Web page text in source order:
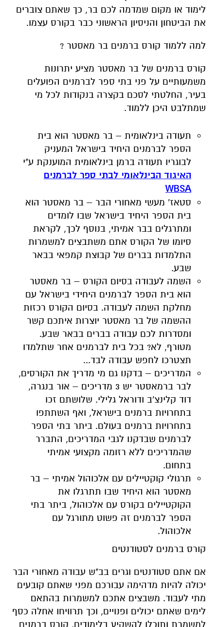
לימוד או מקום שמדמה לכם בר, כך שאתם צוברים
את הביטחון והניסיון הראשוני כבר בקורס עצמו.
למה ללמוד קורס ברמנים בר מאסטר ?
קורס ברמנים של בר מאסטר מציע יתרונות
משמעותיים על פני בתי ספר לברמנים הפועלים
בעיר, החלטתי לסכם בקצרה בנקודות לכל מי
שמתלבט היכן ללמוד.
תעודה בינלאומית – בר מאסטר הוא בית
הספר לברמנים היחיד בישראל המעניק
לבוגריו תעודה ברמן בינלאומית המוענקת ע"י
האיגוד הבינלאומי לבתי ספר לברמנים
WBSA
סטאז' מעשי מאחורי הבר – בר מאסטר הוא
בית הספר היחיד בישראל שבו לומדים
ומתרגלים בבר אמיתי, בנוסף לכך, לקראת
סיומו של הקורס אתם משתבצים למשמרות
התלמדות בברים של קבוצת קמפאי בבאר
שבע.
השמה לעבודה בסיום הקורס – בר מאסטר
הוא בית הספר לברמנים היחידי בישראל עם
מחלקת השמה לעבודה. בסיום הקורס רכזות
ההשמה של בר מאסטר יוצרות איתכם קשר
ומסדרות לכם עבודה בברים בבאר שבע.
מטורף, לא? בכל בית לברמנים אחר שתלמדו
תצטרכו לחפש עבודה לבד...
המדריכים – בדקנו גם מי מדריך את הקורסים,
לבר ברמאסטר יש 3 מדריכים – אור בנגרה,
דוד קלינצ'ב ודוראל גלילי. שלושתם זכו
בתחרויות ברמנים בישראל, ואף השתתפו
בתחרויות ברמנים בעולם. ביתר בתי הספר
לברמנים שבדקנו לגבי המדריכים, התברר
שהמדריכים ללא רזומה מקצועי אמיתי
בתחום.
תרגולי קוקטיילים עם אלכוהול אמיתי – בר
מאסטר הוא היחיד שבו תתרגלו את
הקוקטיילים בקורס עם אלכוהול, ביתר בתי
הספר לברמנים זה פשוט מתורגל עם
אלכוהול.
קורס ברמנים לסטודנטים
אם אתם סטודנטים וגרים בב"ש עבודה מאחורי הבר
יכולה להיות מדהימה עבורכם מפני שאתם קובעים
מתי לעבוד. משבצים אתכם למשמרות בהתאם
לימים שאתם יכולים ופנויים, וכך תרוויחו אחלה כסף
למשמרת ותוכלו להשקיע בלימודים. קורס ברמנים